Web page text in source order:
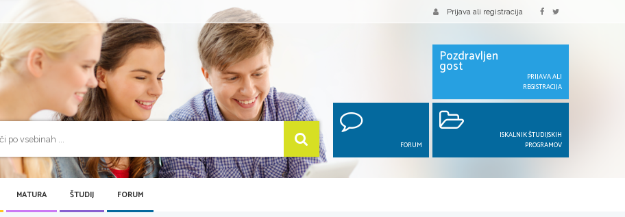
Prijava ali registracija
Pozdravljen
gost
PRIJAVA ALI
REGISTRACIJA
FORUM
ISKALNIK ŠTUDIJSKIH
PROGRAMOV
MATURA ŠTUDIJ FORUM